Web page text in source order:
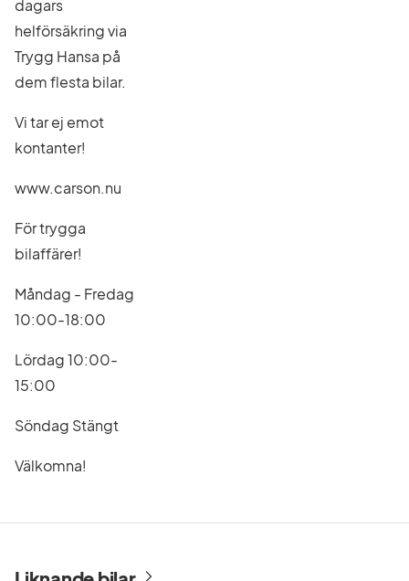
dagars
helförsäkring via
Trygg Hansa på
dem flesta bilar.
Vi tar ej emot
kontanter!
www.carson.nu
För trygga
bilaffärer!
Måndag - Fredag
10:00-18:00
Lördag 10:00-
15:00
Söndag Stängt
Välkomna!